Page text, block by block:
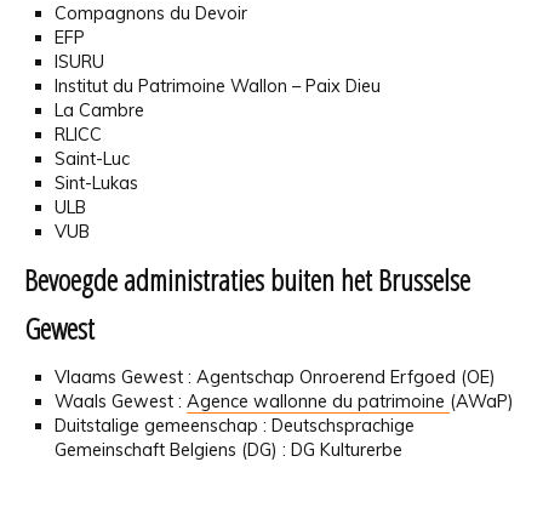
Compagnons du Devoir
EFP
ISURU
Institut du Patrimoine Wallon – Paix Dieu
La Cambre
RLICC
Saint-Luc
Sint-Lukas
ULB
VUB
Bevoegde administraties buiten het Brusselse
Gewest
Vlaams Gewest : Agentschap Onroerend Erfgoed (OE)
Waals Gewest : Agence wallonne du patrimoine (AWaP)
Duitstalige gemeenschap : Deutschsprachige
Gemeinschaft Belgiens (DG) : DG Kulturerbe